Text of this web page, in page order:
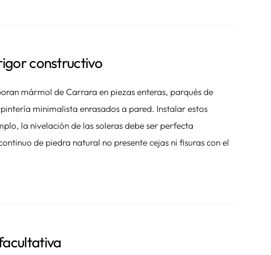
constructivo
mármol de Carrara en piezas enteras, parqués de
minimalista enrasados a pared. Instalar estos
la nivelación de las soleras debe ser perfecta
de piedra natural no presente cejas ni fisuras con el